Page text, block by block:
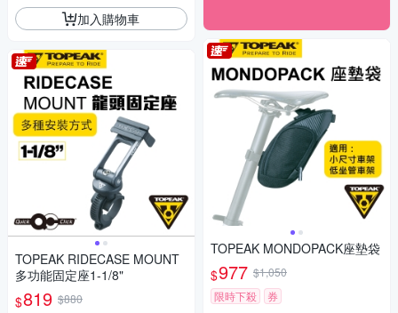
加入購物車
TOPEAK RIDECASE MOUNT
多功能固定座1-1/8"
$819 $880
TOPEAK MONDOPACK座墊袋
$977 $1,050
限時下殺
券